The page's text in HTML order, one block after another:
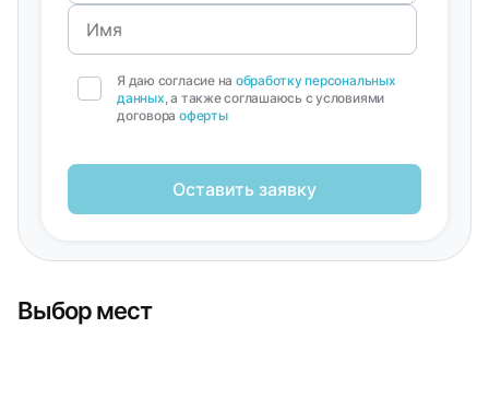
Выбор мест
Я даю согласие на обработку персональных
данных, а также соглашаюсь с условиями
договора оферты
Оставить заявку